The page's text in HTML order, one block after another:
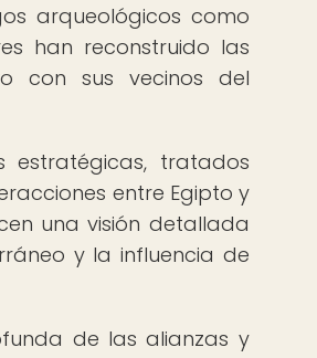
arqueológicos como
han reconstruido las
con sus vecinos del
estratégicas, tratados
entre Egipto y
una visión detallada
y la influencia de
de las alianzas y